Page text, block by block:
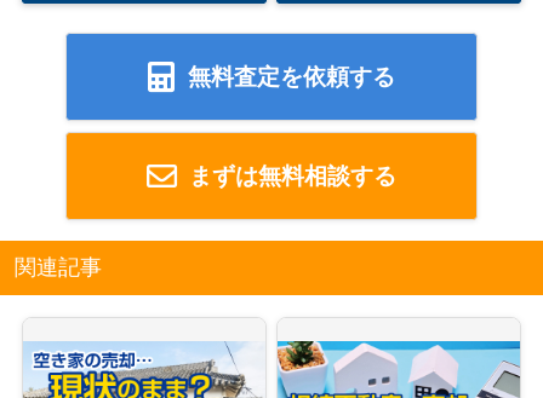
無料査定を依頼する
まずは無料相談する
関連記事